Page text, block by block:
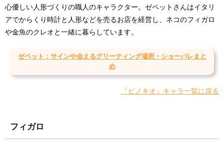
心優しい人形づくりの職人のキャラクター。ゼペットさんはイタリ
アでからくり時計と人形などを売るお店を経営し、ネコのフィガロ
や金魚のクレオと一緒に暮らしています。
ゼペット：サインや会えるグリーティング場所・ショーパレまと
め
『ピノキオ』キャラ一覧に戻る
フィガロ